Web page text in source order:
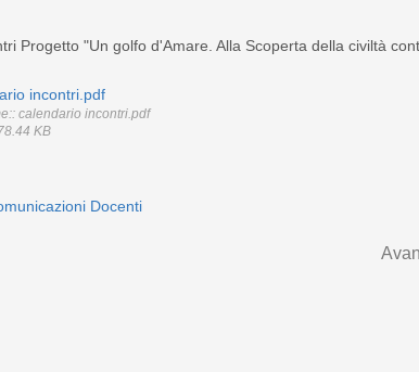
Progetto "Un golfo d'Amare. Alla Scoperta della civiltà
incontri.pdf
calendario incontri.pdf
KB
Docenti